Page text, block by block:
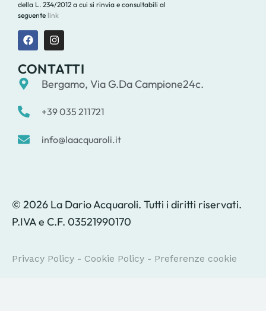
della L. 234/2012 a cui si rinvia e consultabili al
seguente link
CONTATTI
Bergamo, Via G.Da Campione24c.
+39 035 211721
info@laacquaroli.it
© 2026 La Dario Acquaroli. Tutti i diritti riservati.
P.IVA e C.F. 03521990170
Privacy Policy - Cookie Policy - Preferenze cookie